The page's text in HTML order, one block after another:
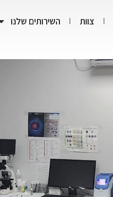
צוות השירותים שלנו